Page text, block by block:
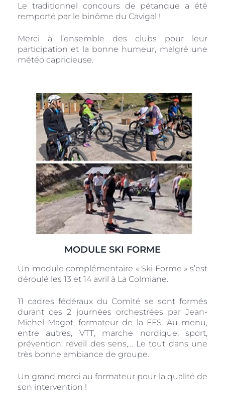
Le traditionnel concours de pétanque a été
remporté par le binôme du Cavigal !
Merci à l’ensemble des clubs pour leur
participation et la bonne humeur, malgré une
météo capricieuse.
MODULE SKI FORME
Un module complémentaire « Ski Forme » s’est
déroulé les 13 et 14 avril à La Colmiane.
11 cadres fédéraux du Comité se sont formés
durant ces 2 journées orchestrées par Jean-
Michel Magot, formateur de la FFS. Au menu,
entre autres, VTT, marche nordique, sport,
prévention, réveil des sens,… Le tout dans une
très bonne ambiance de groupe.
Un grand merci au formateur pour la qualité de
son intervention !